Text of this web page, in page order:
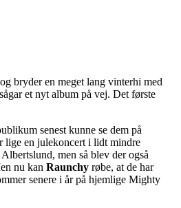
bryder en meget lang vinterhi med
et nyt album på vej. Det første
senest kunne se dem på
lige en julekoncert i lidt mindre
men så blev der også
nu kan Raunchy røbe, at de har
senere i år på hjemlige Mighty